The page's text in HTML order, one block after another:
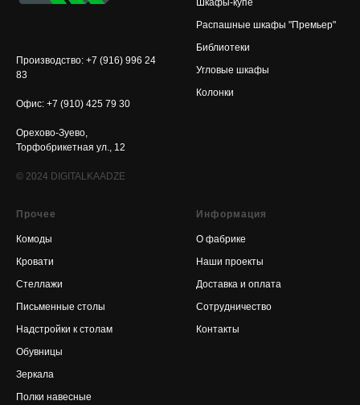
Производство: +7 (916) 996 24
83
Офис: +7 (910) 425 79 30
Орехово-Зуево,
Торфобрикетная ул., 12
© 2024 DIGITALKAADZE
Шкафы-купе
Распашные шкафы "Премьер"
Библиотеки
Угловые шкафы
Колонки
Прочее
Комоды
Кровати
Стеллажи
Письменные столы
Надстройки к столам
Обувницы
Зеркала
Полки навесные
Информация
О фабрике
Наши проекты
Доставка и оплата
Сотрудничество
Контакты